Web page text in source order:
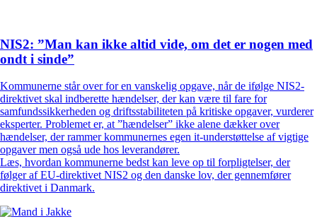
NIS2: ”Man kan ikke altid vide, om det er nogen med
ondt i sinde”
Kommunerne står over for en vanskelig opgave, når de ifølge NIS2-
direktivet skal indberette hændelser, der kan være til fare for
samfundssikkerheden og driftsstabiliteten på kritiske opgaver, vurderer
eksperter. Problemet er, at ”hændelser” ikke alene dækker over
hændelser, der rammer kommunernes egen it-understøttelse af vigtige
opgaver men også ude hos leverandører.
Læs, hvordan kommunerne bedst kan leve op til forpligtelser, der
følger af EU-direktivet NIS2 og den danske lov, der gennemfører
direktivet i Danmark.